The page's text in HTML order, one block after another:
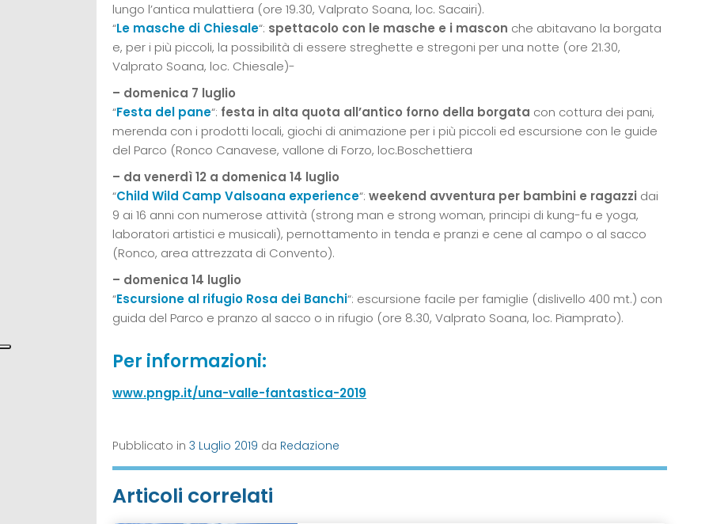
lungo l’antica mulattiera (ore 19.30, Valprato Soana, loc. Sacairi).
“Le masche di Chiesale“: spettacolo con le masche e i mascon che abitavano la borgata
e, per i più piccoli, la possibilità di essere streghette e stregoni per una notte (ore 21.30,
Valprato Soana, loc. Chiesale)-
– domenica 7 luglio
“Festa del pane“: festa in alta quota all’antico forno della borgata con cottura dei pani,
merenda con i prodotti locali, giochi di animazione per i più piccoli ed escursione con le guide
del Parco (Ronco Canavese, vallone di Forzo, loc.Boschettiera
– da venerdì 12 a domenica 14 luglio
“Child Wild Camp Valsoana experience“: weekend avventura per bambini e ragazzi dai
9 ai 16 anni con numerose attività (strong man e strong woman, principi di kung-fu e yoga,
laboratori artistici e musicali), pernottamento in tenda e pranzi e cene al campo o al sacco
(Ronco, area attrezzata di Convento).
– domenica 14 luglio
“Escursione al rifugio Rosa dei Banchi“: escursione facile per famiglie (dislivello 400 mt.) con
guida del Parco e pranzo al sacco o in rifugio (ore 8.30, Valprato Soana, loc. Piamprato).
Per informazioni:
www.pngp.it/una-valle-fantastica-2019
Pubblicato in 3 Luglio 2019 da Redazione
Articoli correlati